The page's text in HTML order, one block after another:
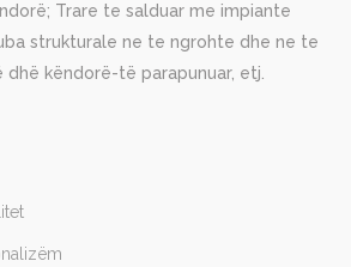
Trare te salduar me impiante
strukturale ne te ngrohte dhe ne te
këndorë-të parapunuar, etj.